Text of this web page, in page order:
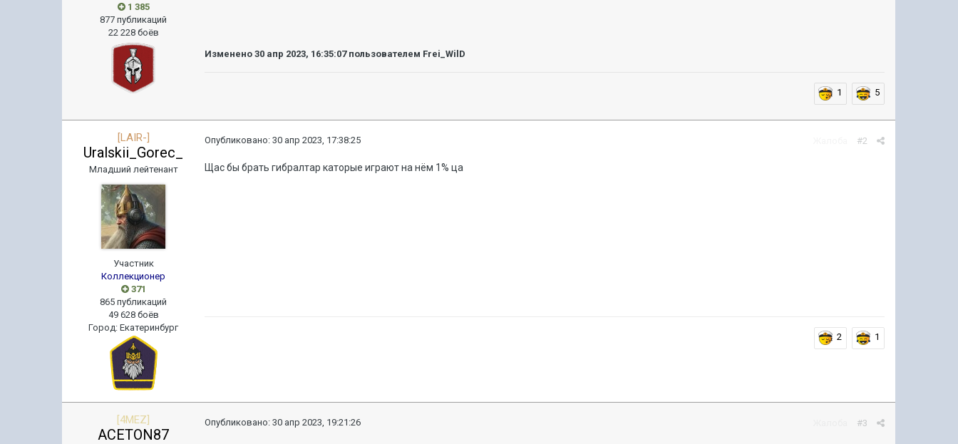
1 385
877 публикаций
22 228 боёв
Изменено30 апр 2023, 16:35:07пользователем Frei_WilD
1 5
[LAIR-]
Uralskii_Gorec_
Младший лейтенант
Участник
Коллекционер
371
865 публикаций
49 628 боёв
Город:Екатеринбург
#2
Опубликовано:30 апр 2023, 17:38:25
Щас бы брать гибралтар каторые играют на нём 1% ца
2 1
[4MEZ]
ACETON87
#3
Опубликовано:30 апр 2023, 19:21:26